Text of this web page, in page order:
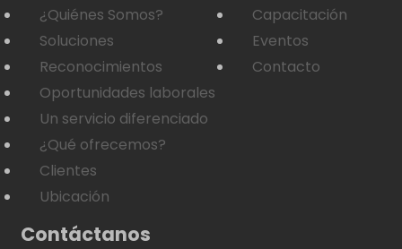
¿Quiénes Somos?
Soluciones
Reconocimientos
Oportunidades laborales
Un servicio diferenciado
¿Qué ofrecemos?
Clientes
Ubicación
Capacitación
Eventos
Contacto
Contáctanos